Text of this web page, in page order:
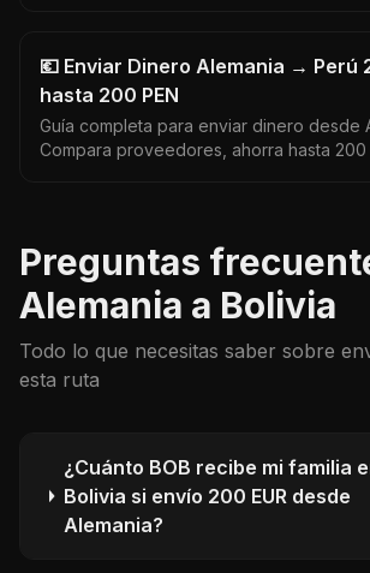
💶 Enviar Dinero Alemania → Perú
hasta 200 PEN
Guía completa para enviar dinero desde
Compara proveedores, ahorra hasta 200
Preguntas
Alemania a Bolivia
Todo lo que necesitas saber sobre
esta ruta
¿Cuánto BOB recibe mi familia
Bolivia si envío 200 EUR desde
Alemania?